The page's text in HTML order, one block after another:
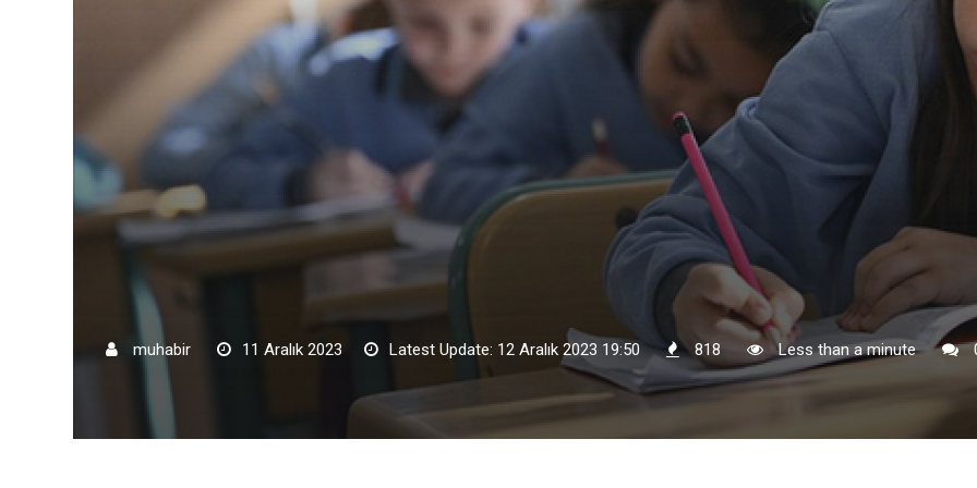
muhabir 11 Aralık 2023 Latest Update: 12 Aralık 2023 19:50 818 Less than a minute